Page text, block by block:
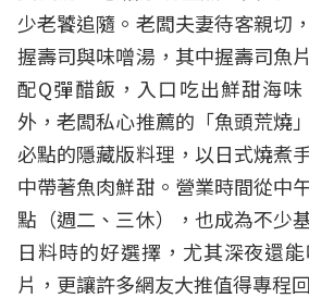
少老饕追隨。老闆夫妻待客親切
握壽司與味噌湯，其中握壽司魚
配Q彈醋飯，入口吃出鮮甜海
外，老闆私心推薦的「魚頭荒燒
必點的隱藏版料理，以日式燒煮
中帶著魚肉鮮甜。營業時間從中
點（週二、三休），也成為不少
日料時的好選擇，尤其深夜還
片，更讓許多網友大推值得專程